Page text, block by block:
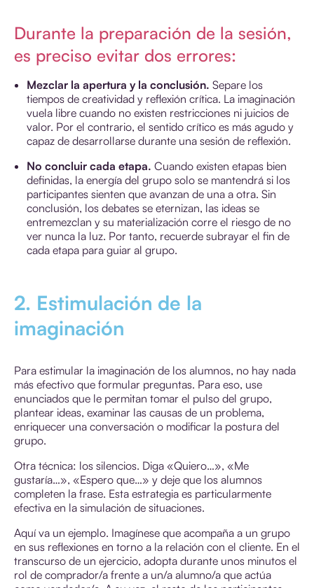
Durante la preparación de la sesión,
es preciso evitar dos errores:
Mezclar la apertura y la conclusión. Separe los
tiempos de creatividad y reflexión crítica. La imaginación
vuela libre cuando no existen restricciones ni juicios de
valor. Por el contrario, el sentido crítico es más agudo y
capaz de desarrollarse durante una sesión de reflexión.
No concluir cada etapa. Cuando existen etapas bien
definidas, la energía del grupo solo se mantendrá si los
participantes sienten que avanzan de una a otra. Sin
conclusión, los debates se eternizan, las ideas se
entremezclan y su materialización corre el riesgo de no
ver nunca la luz. Por tanto, recuerde subrayar el fin de
cada etapa para guiar al grupo.
2. Estimulación de la
imaginación
Para estimular la imaginación de los alumnos, no hay nada
más efectivo que formular preguntas. Para eso, use
enunciados que le permitan tomar el pulso del grupo,
plantear ideas, examinar las causas de un problema,
enriquecer una conversación o modificar la postura del
grupo.
Otra técnica: los silencios. Diga «Quiero…», «Me
gustaría…», «Espero que…» y deje que los alumnos
completen la frase. Esta estrategia es particularmente
efectiva en la simulación de situaciones.
Aquí va un ejemplo. Imagínese que acompaña a un grupo
en sus reflexiones en torno a la relación con el cliente. En el
transcurso de un ejercicio, adopta durante unos minutos el
rol de comprador/a frente a un/a alumno/a que actúa